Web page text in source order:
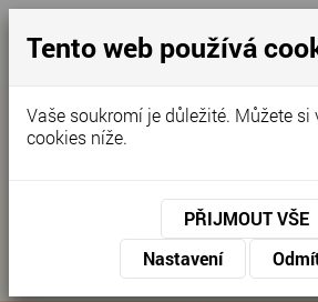
prohlídka
KONTAKTUJTE
KONTAKTUJTE
Tento web používá
Vaše soukromí je důležité. Můžete
cookies níže.
PŘIJMOUT VŠE
Nastavení